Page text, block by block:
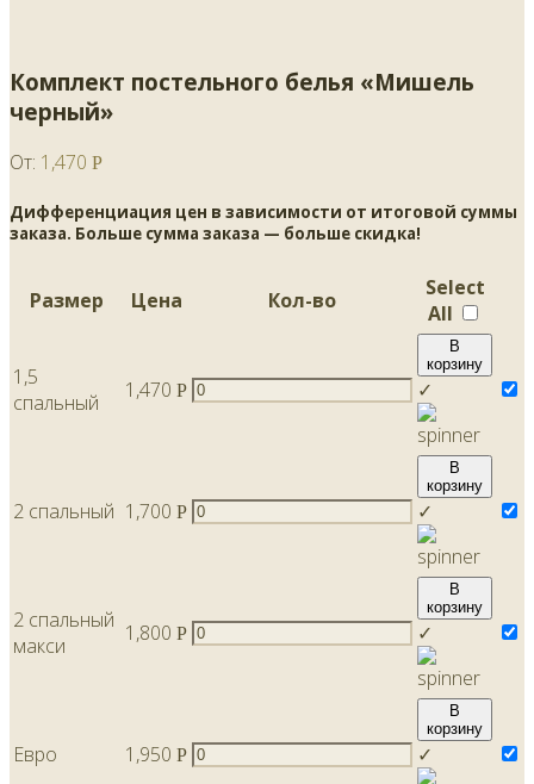
Комплект постельного белья «Мишель
черный»
От: 1,470 Р
Дифференциация цен в зависимости от итоговой суммы
заказа. Больше сумма заказа — больше скидка!
Размер Цена Кол-во
Select
All
1,5
спальный
1,470 Р
В
корзину
✓
2 спальный 1,700 Р
В
корзину
✓
2 спальный
макси
1,800 Р
В
корзину
✓
Евро 1,950 Р
В
корзину
✓